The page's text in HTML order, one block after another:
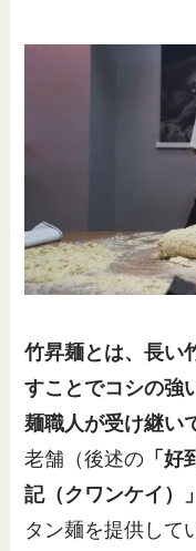
竹昇麺とは、長い
すことでコシの強
麺職人が受け継い
老舗（後述の 「
記（クワンケイ）
タン麺を提供して